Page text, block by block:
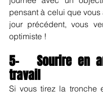
pensant à celui que vous
jour précédent, vous
optimiste !
5-   Sourire en
travail
Si vous tirez la tronche